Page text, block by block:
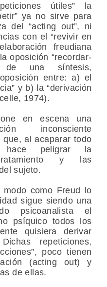
útiles” la
ya no sirve para
del “acting out”, ni
con el “revivir en
freudiana
oposición “recordar-
una síntesis,
entre: a) el
y b) la “derivación
1974).
en escena una
inconsciente
que, al acaparar todo
hace peligrar la
y las
sujeto.
como Freud lo
sigue siendo una
psicoanalista el
psíquico todos los
quisiera derivar
repeticiones,
poco tienen
(acting out) y
de ellas.